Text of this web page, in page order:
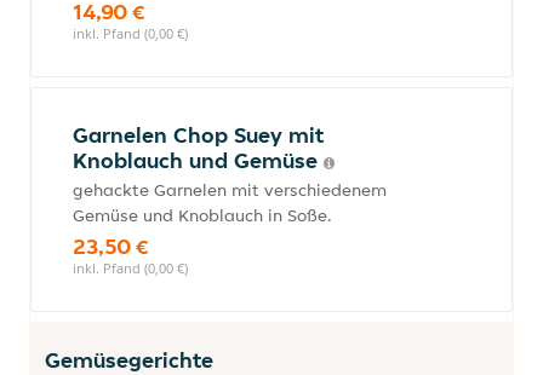
14,90 €
inkl. Pfand (0,00 €)
Garnelen Chop Suey mit
Knoblauch und Gemüse
gehackte Garnelen mit verschiedenem
Gemüse und Knoblauch in Soße.
23,50 €
inkl. Pfand (0,00 €)
Gemüsegerichte